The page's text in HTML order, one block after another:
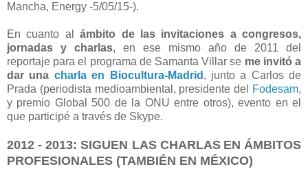
Mancha, Energy -5/05/15-).
En cuanto alámbito de las invitaciones a congresos,
jornadas y charlas, en ese mismo año de 2011 del
reportaje para el programa de Samanta Villar se me invitó a
dar una charla en Biocultura-Madrid , junto a Carlos de
Prada (periodista medioambiental, presidente del
Fodesam,
y premio Global 500 de la ONU entre otros), evento en el
que participé a través de Skype.
2012 - 2013:SIGUEN LAS CHARLAS EN ÁMBITOS
PROFESIONALES (TAMBIÉN EN MÉXICO)